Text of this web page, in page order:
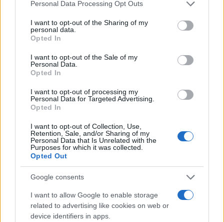
not limited to your visit or usage behaviour. You may click to
grant or deny consent to Google and its third-party tags to
use your data for below specified purposes in below Google
consent section.
Personal Data Processing Opt Outs
I want to opt-out of the Sharing of my
personal data.
Opted In
I want to opt-out of the Sale of my
Personal Data.
Opted In
I want to opt-out of processing my
Personal Data for Targeted Advertising.
Opted In
I want to opt-out of Collection, Use,
Retention, Sale, and/or Sharing of my
Personal Data that Is Unrelated with the
Purposes for which it was collected.
Opted Out
Google consents
I want to allow Google to enable storage
related to advertising like cookies on web or
device identifiers in apps.
10 ευρώ και σύνταξη έως 1.600 ευρώ θα καταβληθεί
το αργότερο μέχρι τις 31 Δεκεμβρίου του 2023.
Το επίδομα θα είναι κλιμακωτό ανάλογα με το
ύψος της σύνταξης και θα ανέρχεται:
- Σε 200 ευρώ για συνταξιούχο του e-ΕΦΚΑ, στον
αναπηρίας ή θανάτου μηνός Οκτωβρίου 2023
αθροιστικώς συνολικού καθαρού προ φόρου ποσού
έως και 700 ευρώ.
- Σε 150 ευρώ για συνταξιούχο του e-ΕΦΚΑ, στον
οποίο καταβλήθηκαν κύριες συντάξεις γήρατος,
αναπηρίας ή θανάτου μηνός Οκτωβρίου 2023